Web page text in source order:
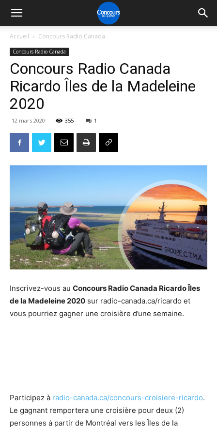
Accueil Concours Radio Canada
Concours Radio Canada
Concours Radio Canada
Ricardo Îles de la Madeleine
2020
12 mars 2020 355 1
Inscrivez-vous au Concours Radio Canada Ricardo Îles
de la Madeleine 2020 sur radio-canada.ca/ricardo et
vous pourriez gagner une croisière d’une semaine.
Participez à radio-canada.ca/concours-croisiere-ricardo.
Le gagnant remportera une croisière pour deux (2)
personnes à partir de Montréal vers les Îles de la